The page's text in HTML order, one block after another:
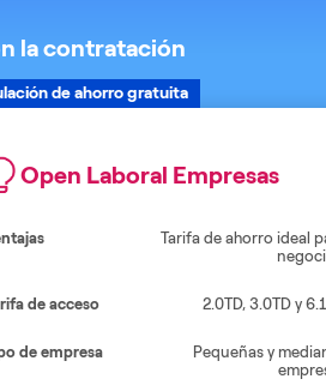
la contratación
de ahorro gratuita
Open Laboral Empresas
Tarifa de ahorro ideal
de acceso 2.0TD, 3.0TD y
de empresa
Pequeñas y